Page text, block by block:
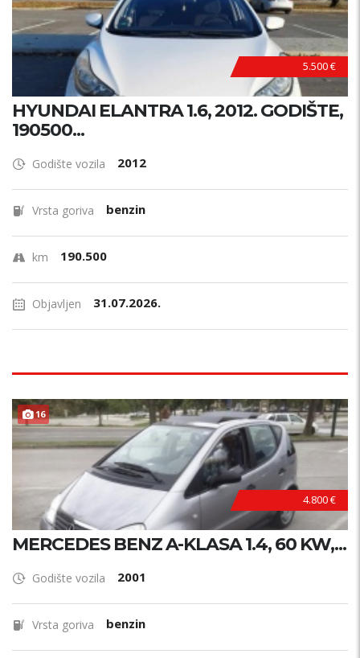
5.500 €
HYUNDAI ELANTRA 1.6, 2012. GODIŠTE,
190500...
Godište vozila 2012
Vrsta goriva benzin
km 190.500
Objavljen 31.07.2026.
16
4.800 €
MERCEDES BENZ A-KLASA 1.4, 60 KW,...
Godište vozila 2001
Vrsta goriva benzin